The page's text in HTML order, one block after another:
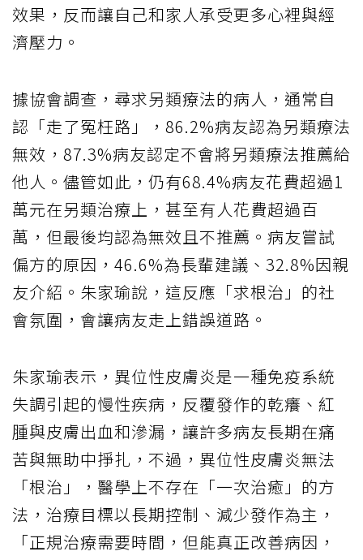
效果，反而讓自己和家人承受更多心裡與經
濟壓力。
據協會調查，尋求另類療法的病人，通常自
認「走了冤枉路」，86.2%病友認為另類療法
無效，87.3%病友認定不會將另類療法推薦給
他人。儘管如此，仍有68.4%病友花費超過1
萬元在另類治療上，甚至有人花費超過百
萬，但最後均認為無效且不推薦。病友嘗試
偏方的原因，46.6%為長輩建議、32.8%因親
友介紹。朱家瑜說，這反應「求根治」的社
會氛圍，會讓病友走上錯誤道路。
朱家瑜表示，異位性皮膚炎是一種免疫系統
失調引起的慢性疾病，反覆發作的乾癢、紅
腫與皮膚出血和滲漏，讓許多病友長期在痛
苦與無助中掙扎，不過，異位性皮膚炎無法
「根治」，醫學上不存在「一次治癒」的方
法，治療目標以長期控制、減少發作為主，
「正規治療需要時間，但能真正改善病因，